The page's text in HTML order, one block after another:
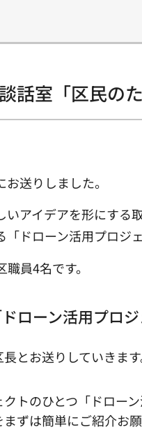
話室「区民の
送りしました。
アイデアを形にす
ドローン活用プロジ
員4名です。
ローン活用プロ
とお送りしていきま
トのひとつ「ドロー
ずは簡単にご紹介お願